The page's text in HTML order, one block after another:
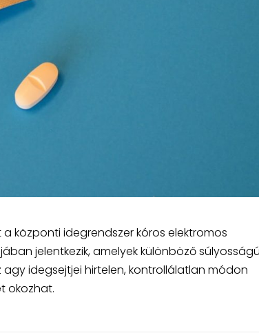
központi idegrendszer kóros elektromos
jelentkezik, amelyek különböző
idegsejtjei hirtelen, kontrollálatlan módon
okozhat.